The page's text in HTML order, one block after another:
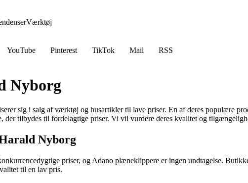
Værktøj
YouTube Pinterest TikTok Mail
RSS
Nyborg
sig i salg af værktøj og husartikler til lave priser. En af deres populære
tilbydes til fordelagtige priser. Vi vil vurdere deres kvalitet og
Nyborg
priser, og Adano plæneklippere er ingen undtagelse.
til en lav pris.